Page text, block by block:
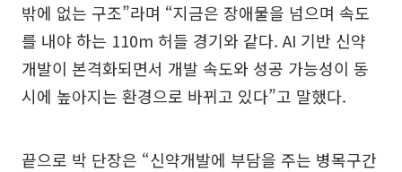
밖에 없는 구조”라며 “지금은 장애물을 넘으며 속도
를 내야 하는 110m 허들 경기와 같다. AI 기반 신약
개발이 본격화되면서 개발 속도와 성공 가능성이 동
시에 높아지는 환경으로 바뀌고 있다”고 말했다.
끝으로 박 단장은 “신약개발에 부담을 주는 병목구간